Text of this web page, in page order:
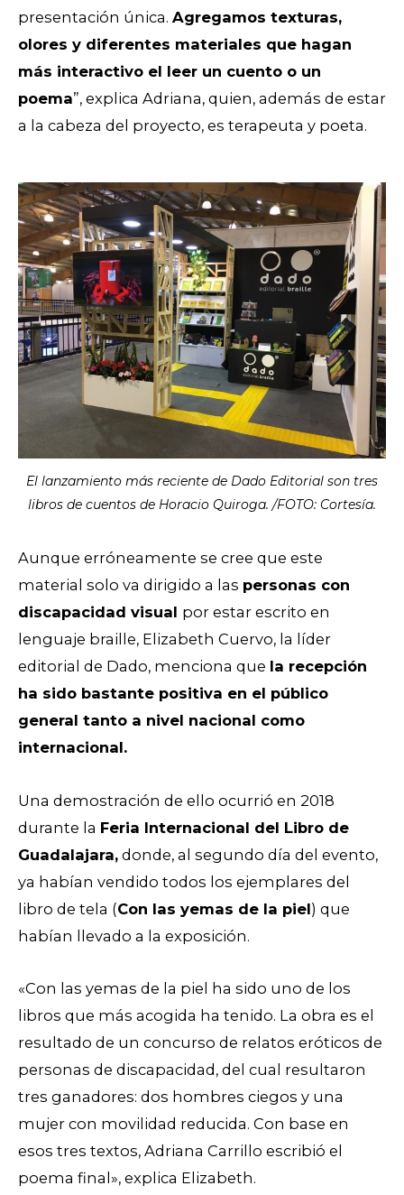
presentación única. Agregamos texturas,
olores y diferentes materiales que hagan
más interactivo el leer un cuento o un
poema”, explica Adriana, quien, además de estar
a la cabeza del proyecto, es terapeuta y poeta.
El lanzamiento más reciente de Dado Editorial son tres
libros de cuentos de Horacio Quiroga. /FOTO: Cortesía.
Aunque erróneamente se cree que este
material solo va dirigido a las personas con
discapacidad visual por estar escrito en
lenguaje braille, Elizabeth Cuervo, la líder
editorial de Dado, menciona que la recepción
ha sido bastante positiva en el público
general tanto a nivel nacional como
internacional.
Una demostración de ello ocurrió en 2018
durante la Feria Internacional del Libro de
Guadalajara, donde, al segundo día del evento,
ya habían vendido todos los ejemplares del
libro de tela (Con las yemas de la piel) que
habían llevado a la exposición.
«Con las yemas de la piel ha sido uno de los
libros que más acogida ha tenido. La obra es el
resultado de un concurso de relatos eróticos de
personas de discapacidad, del cual resultaron
tres ganadores: dos hombres ciegos y una
mujer con movilidad reducida. Con base en
esos tres textos, Adriana Carrillo escribió el
poema final», explica Elizabeth.